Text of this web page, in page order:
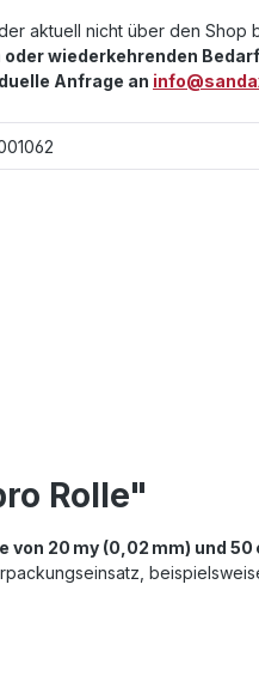
aktuell nicht über den Shop
wiederkehrenden
Anfrage an
Rolle"
von 20 my (0,02 mm) und 50